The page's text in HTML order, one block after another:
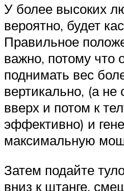
У более высоких
вероятно, будет
Правильное
важно, потому что
поднимать вес
вертикально, (а не
вверх и потом к
эффективно) и
максимальную
Затем подайте
вниз к штанге,